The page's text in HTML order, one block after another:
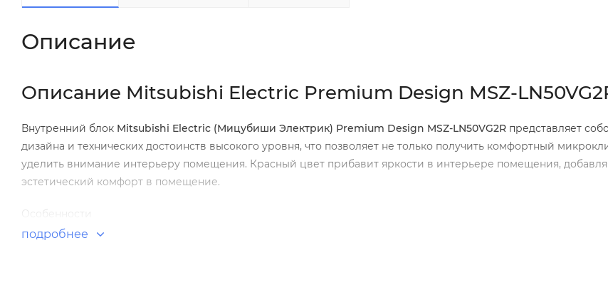
Описание
Описание Mitsubishi Electric Premium Design MSZ-
Внутренний блок Mitsubishi Electric (Мицубиши Электрик) Premium Design MSZ-LN50VG2R представляет
дизайна и технических достоинств высокого уровня, что позволяет не только получить комфортный
уделить внимание интерьеру помещения. Красный цвет прибавит яркости в интерьере помещения,
эстетический комфорт в помещение.
Особенности
подробнее